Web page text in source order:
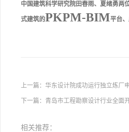
中国建筑科学研究院田春雨、夏绪勇两
式建筑的PKPM-BIM平台
上一篇： 华东设计院成功运行独立炼厂
下一篇： 青岛市工程勘察设计行业全面
相关推荐：